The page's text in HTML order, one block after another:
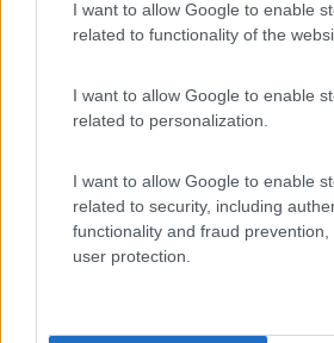
I want to allow Google to enable
related to functionality of the
I want to allow Google to enable
related to personalization.
I want to allow Google to enable
related to security, including
functionality and fraud
user protection.
In risposta al messaggio diobionekenobydel
Peccato che io sia una pippa con l'elettronica.
gradino del mio CI autoroller 4 del 1997. Il
l'elettronica di controllo che è andata Kaput...
Eliminare del tutto la centralina del
Il pulsante per aprire e chiudere, se
deviatore bipolare, lo devi sostituire con